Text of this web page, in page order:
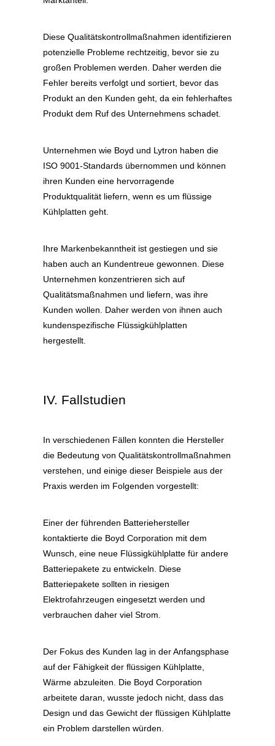
Diese Qualitätskontrollmaßnahmen identifizieren
potenzielle Probleme rechtzeitig, bevor sie zu
großen Problemen werden. Daher werden die
Fehler bereits verfolgt und sortiert, bevor das
Produkt an den Kunden geht, da ein fehlerhaftes
Produkt dem Ruf des Unternehmens schadet.
Unternehmen wie Boyd und Lytron haben die
ISO 9001-Standards übernommen und können
ihren Kunden eine hervorragende
Produktqualität liefern, wenn es um flüssige
Kühlplatten geht.
Ihre Markenbekanntheit ist gestiegen und sie
haben auch an Kundentreue gewonnen. Diese
Unternehmen konzentrieren sich auf
Qualitätsmaßnahmen und liefern, was ihre
Kunden wollen. Daher werden von ihnen auch
kundenspezifische Flüssigkühlplatten
hergestellt.
IV. Fallstudien
In verschiedenen Fällen konnten die Hersteller
die Bedeutung von Qualitätskontrollmaßnahmen
verstehen, und einige dieser Beispiele aus der
Praxis werden im Folgenden vorgestellt:
Einer der führenden Batteriehersteller
kontaktierte die Boyd Corporation mit dem
Wunsch, eine neue Flüssigkühlplatte für andere
Batteriepakete zu entwickeln. Diese
Batteriepakete sollten in riesigen
Elektrofahrzeugen eingesetzt werden und
verbrauchen daher viel Strom.
Der Fokus des Kunden lag in der Anfangsphase
auf der Fähigkeit der flüssigen Kühlplatte,
Wärme abzuleiten. Die Boyd Corporation
arbeitete daran, wusste jedoch nicht, dass das
Design und das Gewicht der flüssigen Kühlplatte
ein Problem darstellen würden.